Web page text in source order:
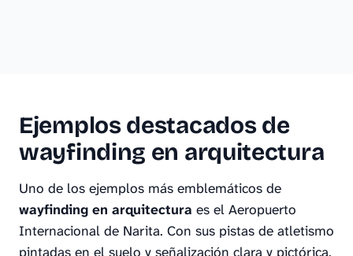
Ejemplos destacados de
wayfinding en arquitectura
Uno de los ejemplos más emblemáticos de
wayfinding en arquitectura es el Aeropuerto
Internacional de Narita. Con sus pistas de atletismo
pintadas en el suelo y señalización clara y pictórica,